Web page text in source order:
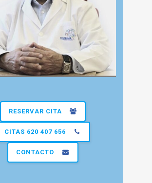
RESERVAR CITA
CITAS 620 407 656
CONTACTO